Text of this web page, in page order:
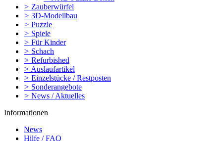
> Zauberwürfel
> 3D-Modellbau
> Puzzle
> Spiele
> Für Kinder
> Schach
> Refurbished
> Auslaufartikel
> Einzelstücke / Restposten
> Sonderangebote
> News / Aktuelles
Informationen
News
Hilfe / FAQ